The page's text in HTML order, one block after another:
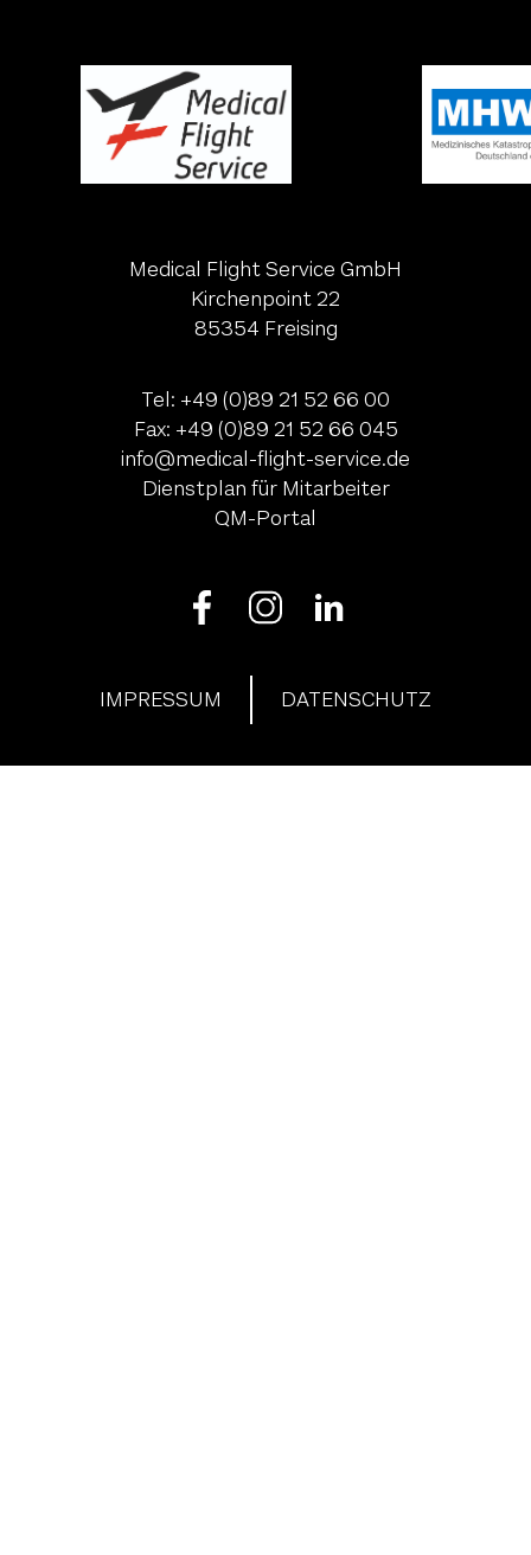
Medical Flight Service GmbH
Kirchenpoint 22
85354 Freising
Tel: +49 (0)89 21 52 66 00
Fax: +49 (0)89 21 52 66 045
ed.ecivres-thgilf-lacidem@ofni
Dienstplan für Mitarbeiter
QM-Portal
IMPRESSUM DATENSCHUTZ